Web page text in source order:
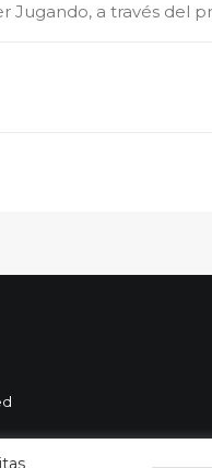
Jugando, a través del